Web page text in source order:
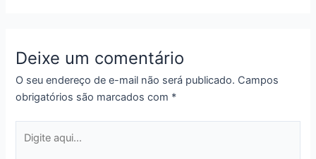
Deixe um comentário
O seu endereço de e-mail não será publicado. Campos
obrigatórios são marcados com *
aqui...